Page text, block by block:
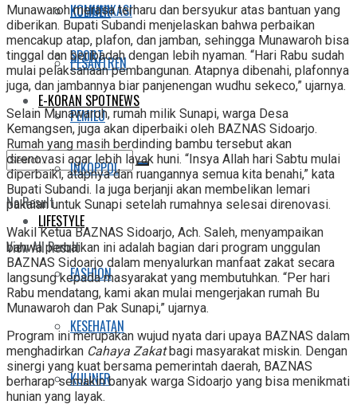
KULINER
SPORT
E-KORAN SPOTNEWS
No Result
View All Result
KOMUNIKASI
PESANTREN
PEMILU
INKOPPOL
LIFESTYLE
FASHION
KESEHATAN
KULINER
Munawaroh merasa terharu dan bersyukur atas bantuan yang
diberikan. Bupati Subandi menjelaskan bahwa perbaikan
mencakup atap, plafon, dan jamban, sehingga Munawaroh bisa
tinggal dan beribadah dengan lebih nyaman. “Hari Rabu sudah
mulai pelaksanaan pembangunan. Atapnya dibenahi, plafonnya
juga, dan jambannya biar panjenengan wudhu sekeco,” ujarnya.
Selain Munawaroh, rumah milik Sunapi, warga Desa
Kemangsen, juga akan diperbaiki oleh BAZNAS Sidoarjo.
Rumah yang masih berdinding bambu tersebut akan
direnovasi agar lebih layak huni. “Insya Allah hari Sabtu mulai
diperbaiki, atapnya dan ruangannya semua kita benahi,” kata
Bupati Subandi. Ia juga berjanji akan membelikan lemari
pakaian untuk Sunapi setelah rumahnya selesai direnovasi.
Wakil Ketua BAZNAS Sidoarjo, Ach. Saleh, menyampaikan
bahwa perbaikan ini adalah bagian dari program unggulan
BAZNAS Sidoarjo dalam menyalurkan manfaat zakat secara
langsung kepada masyarakat yang membutuhkan. “Per hari
Rabu mendatang, kami akan mulai mengerjakan rumah Bu
Munawaroh dan Pak Sunapi,” ujarnya.
Program ini merupakan wujud nyata dari upaya BAZNAS dalam
menghadirkan Cahaya Zakatbagi masyarakat miskin. Dengan
sinergi yang kuat bersama pemerintah daerah, BAZNAS
berharap semakin banyak warga Sidoarjo yang bisa menikmati
hunian yang layak.